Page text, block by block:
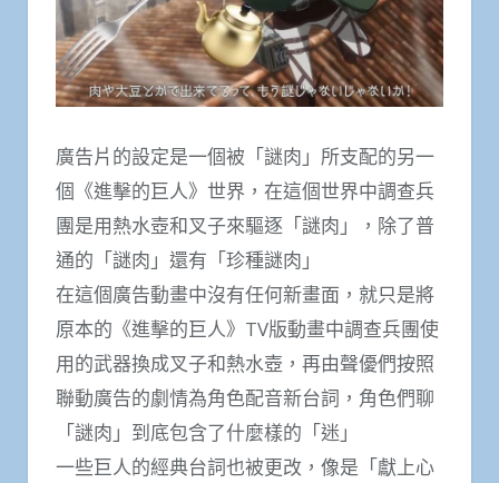
廣告片的設定是一個被「謎肉」所支配的另一
個《進擊的巨人》世界，在這個世界中調查兵
團是用熱水壺和叉子來驅逐「謎肉」，除了普
通的「謎肉」還有「珍種謎肉」
在這個廣告動畫中沒有任何新畫面，就只是將
原本的《進擊的巨人》TV版動畫中調查兵團使
用的武器換成叉子和熱水壺，再由聲優們按照
聯動廣告的劇情為角色配音新台詞，角色們聊
「謎肉」到底包含了什麼樣的「迷」
一些巨人的經典台詞也被更改，像是「獻上心